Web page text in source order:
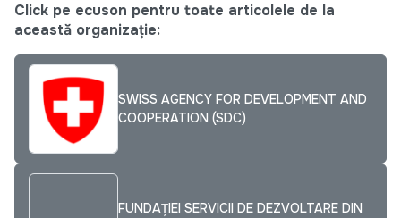
Click pe ecuson pentru toate articolele de la
această organizație:
SWISS AGENCY FOR DEVELOPMENT AND
COOPERATION (SDC)
FUNDAŢIEI SERVICII DE DEZVOLTARE DIN